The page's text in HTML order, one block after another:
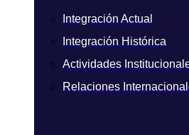
Integración Actual
Integración Histórica
Actividades
Relaciones